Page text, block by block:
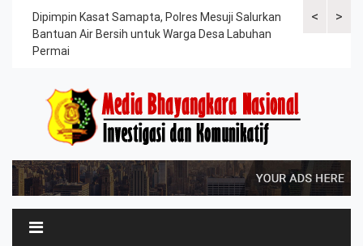
<
Dipimpin Kasat Samapta, Polres Mesuji Salurkan
Bantuan Air Bersih untuk Warga Desa Labuhan
Permai
Polres>